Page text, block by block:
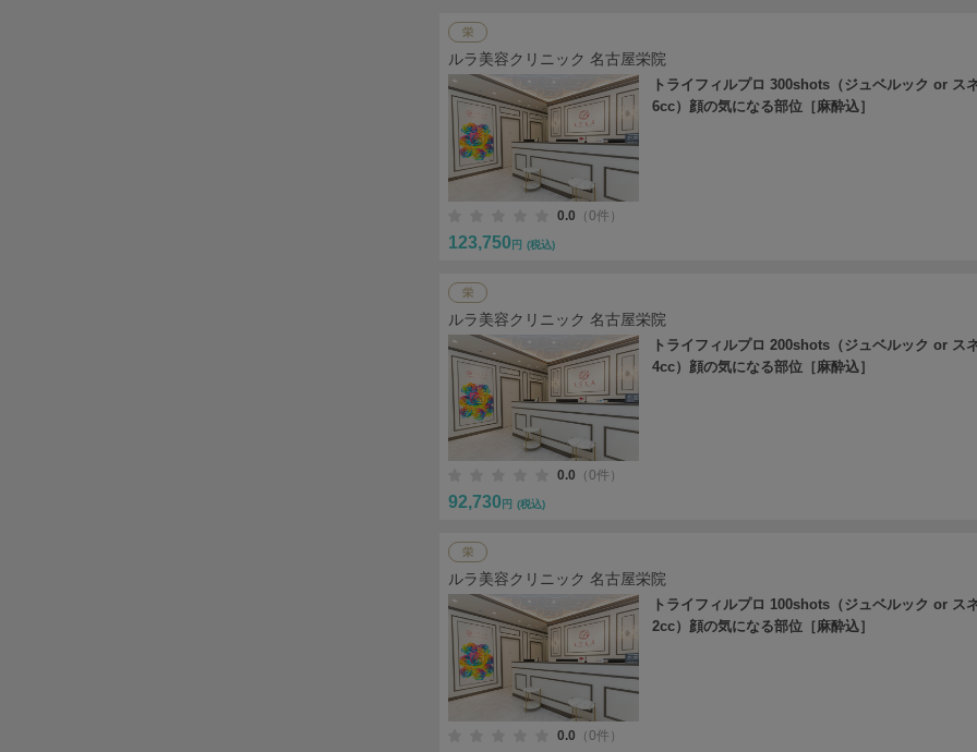
栄
ルラ美容クリニック 名古屋栄院
トライフィルプロ 300shots（ジュベルック or ス
6cc）顔の気になる部位［麻酔込］
0.0 （0件）
123,750 円 (税込)
栄
ルラ美容クリニック 名古屋栄院
トライフィルプロ 200shots（ジュベルック or ス
4cc）顔の気になる部位［麻酔込］
0.0 （0件）
92,730 円 (税込)
栄
ルラ美容クリニック 名古屋栄院
トライフィルプロ 100shots（ジュベルック or ス
2cc）顔の気になる部位［麻酔込］
0.0 （0件）